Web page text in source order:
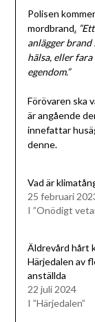
Polisen
mordbrand.
anlägger
hälsa, eller
egendom.”
Förövaren ska
är angående
innefattar
denne.
Vad är
25 februari
I ”Onödigt
Äldrevård hårt
Härjedalen av
anställda
22 juli 2024
I ”Härjedalen”